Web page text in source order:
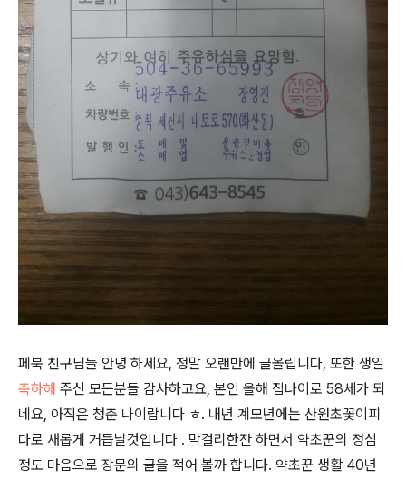
페북 친구님들 안녕 하세요, 정말 오랜만에 글올립니다, 또한 생일
축하해 주신 모든분들 감사하고요, 본인 올해 집나이로 58세가 되
네요, 아직은 청춘 나이랍니다 ㅎ. 내년 계모년에는 산원초꽃이피
다로 새롭게 거듭날것입니다 . 막걸리한잔 하면서 약초꾼의 정심
정도 마음으로 장문의 글을 적어 볼까 합니다. 약초꾼 생활 40년